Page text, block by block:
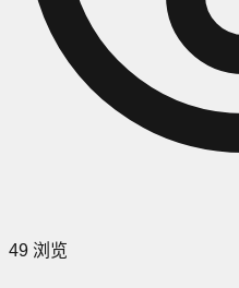
49 浏览